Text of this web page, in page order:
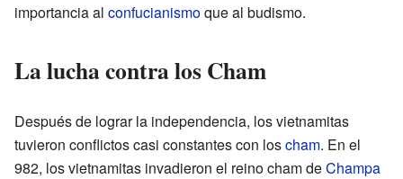
importancia al confucianismoque al budismo.
La lucha contra los Cham
Después de lograr la independencia, los vietnamitas
tuvieron conflictos casi constantes con loscham. En el
982, los vietnamitas invadieron el reino cham deChampa